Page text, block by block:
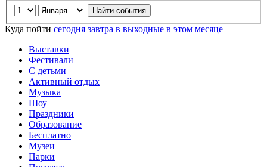
Куда пойти сегодня завтра в выходные в этом месяце
Выставки
Фестивали
С детьми
Активный отдых
Музыка
Шоу
Праздники
Образование
Бесплатно
Музеи
Парки